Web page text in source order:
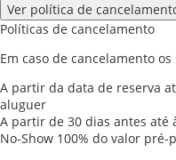
Ver política de
Políticas de cancelamento
Em caso de cancelamento
A partir da data de reserva
aluguer
A partir de 30 dias antes até
No-Show 100% do valor pré-